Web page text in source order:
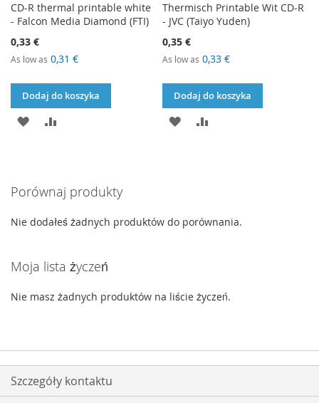
CD-R thermal printable white
- Falcon Media Diamond (FTI)
0,33 €
As low as 0,31 €
Dodaj do koszyka
DODAJ
ŻYCZEŃ
Thermisch Printable Wit CD-R
- JVC (Taiyo Yuden)
0,35 €
As low as 0,33 €
Dodaj do koszyka
DODAJ
Porównaj produkty
Nie dodałeś żadnych produktów do porównania.
Moja lista życzeń
Nie masz żadnych produktów na liście życzeń.
Szczegóły kontaktu